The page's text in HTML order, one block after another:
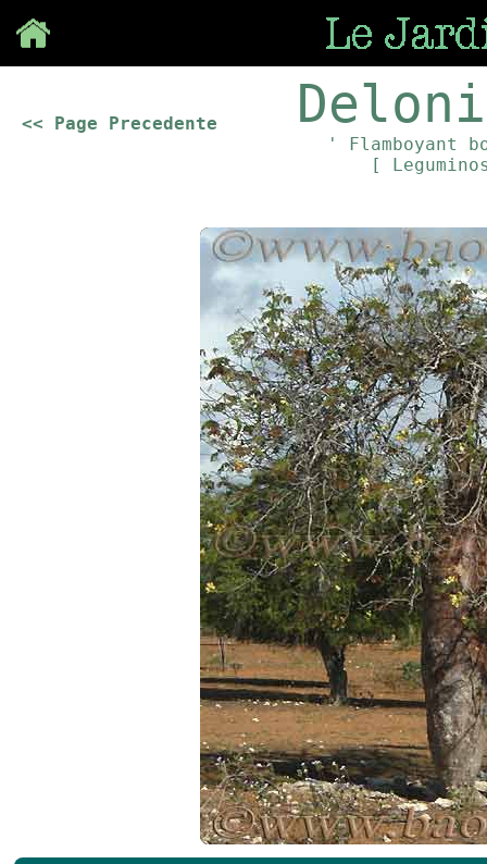
<< Page Precedente
' Flamboyant
[